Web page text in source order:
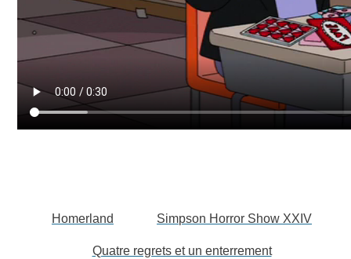
Homerland Simpson Horror Show XXIV
Quatre regrets et un enterrement